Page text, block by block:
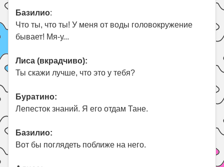
Базилио:
Что ты, что ты! У меня от воды головокружение
бывает! Мя-у...
Лиса (вкрадчиво):
Ты скажи лучше, что это у тебя?
Буратино:
Лепесток знаний. Я его отдам Тане.
Базилио:
Вот бы поглядеть поближе на него.